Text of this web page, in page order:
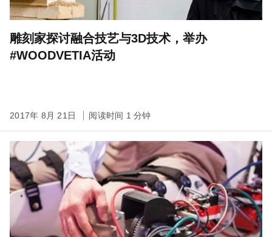
雕刻家探讨融合技艺与3D技术，举办
#WOODVETIA活动
2017年 8月 21日 阅读时间 1 分钟